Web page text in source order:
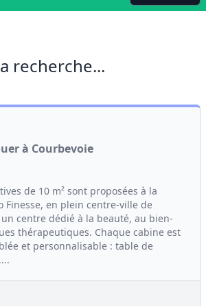
recherche...
à Courbevoie
de 10 m² sont proposées à la
Finesse, en plein centre-ville de
centre dédié à la beauté, au bien-
thérapeutiques. Chaque cabine est
et personnalisable : table de